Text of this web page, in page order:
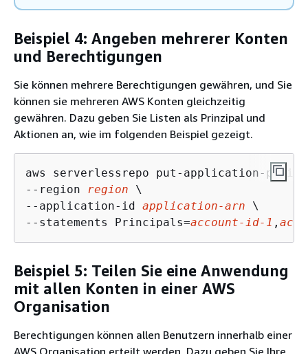
Beispiel 4: Angeben mehrerer Konten
und Berechtigungen
Sie können mehrere Berechtigungen gewähren, und Sie
können sie mehreren AWS Konten gleichzeitig
gewähren. Dazu geben Sie Listen als Prinzipal und
Aktionen an, wie im folgenden Beispiel gezeigt.
aws serverlessrepo put-application-
--region region \
--application-id application-arn \
--statements Principals=account-id-1 ,
Beispiel 5: Teilen Sie eine Anwendung
mit allen Konten in einer AWS
Organisation
Berechtigungen können allen Benutzern innerhalb einer
AWS Organisation erteilt werden. Dazu geben Sie Ihre